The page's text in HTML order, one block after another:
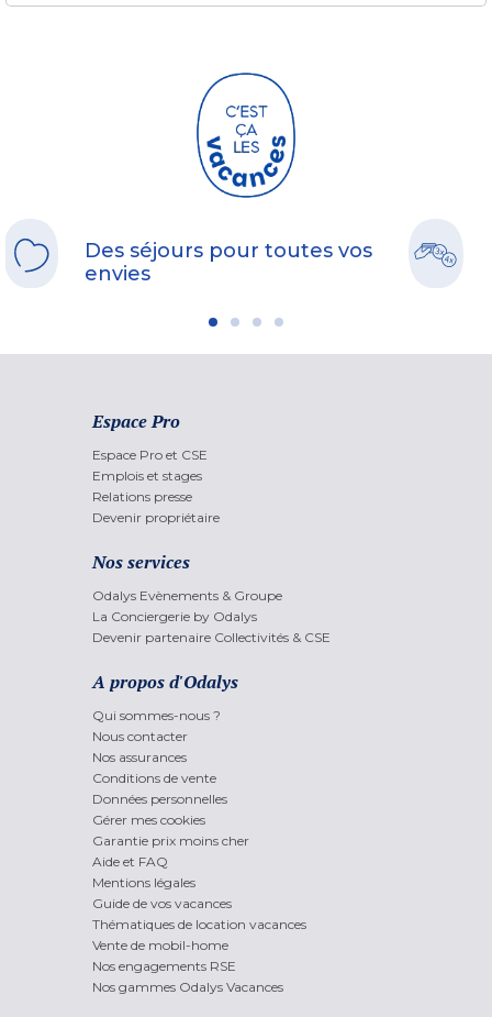
Des séjours pour toutes vos
envies
Espace Pro
Espace Pro et CSE
Emplois et stages
Relations presse
Devenir propriétaire
Nos services
Odalys Evènements & Groupe
La Conciergerie by Odalys
Devenir partenaire Collectivités & CSE
A propos d'Odalys
Qui sommes-nous ?
Nous contacter
Nos assurances
Conditions de vente
Données personnelles
Gérer mes cookies
Garantie prix moins cher
Aide et FAQ
Mentions légales
Guide de vos vacances
Thématiques de location vacances
Vente de mobil-home
Nos engagements RSE
Nos gammes Odalys Vacances